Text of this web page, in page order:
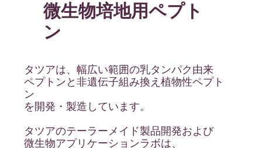
微生物培地用ペプト
ン
タツアは、幅広い範囲の乳タンパク由来
ペプトンと非遺伝子組み換え植物性ペプト
ン
を開発・製造しています。
タツアのテーラーメイド製品開発および
微生物アプリケーションラボは、